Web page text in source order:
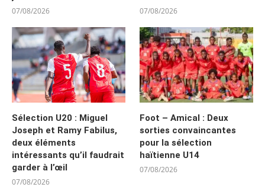
07/08/2026 07/08/2026
Sélection U20 : Miguel
Joseph et Ramy Fabilus,
deux éléments
intéressants qu’il faudrait
garder à l’œil
07/08/2026
Foot – Amical : Deux
sorties convaincantes
pour la sélection
haïtienne U14
07/08/2026